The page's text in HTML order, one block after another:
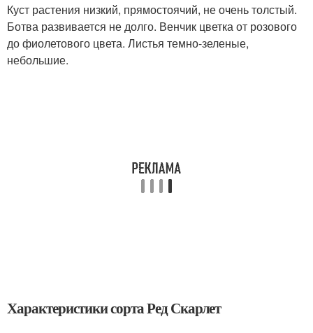
Куст растения низкий, прямостоячий, не очень толстый.
Ботва развивается не долго. Венчик цветка от розового
до фиолетового цвета. Листья темно-зеленые,
небольшие.
Характеристики сорта Ред Скарлет